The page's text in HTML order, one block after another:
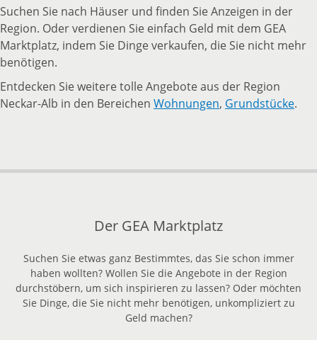
Suchen Sie nach Häuser und finden Sie Anzeigen in der
Region. Oder verdienen Sie einfach Geld mit dem GEA
Marktplatz, indem Sie Dinge verkaufen, die Sie nicht mehr
benötigen.
Entdecken Sie weitere tolle Angebote aus der Region
Neckar-Alb in den Bereichen Wohnungen, Grundstücke.
Der GEA Marktplatz
Suchen Sie etwas ganz Bestimmtes, das Sie schon immer
haben wollten? Wollen Sie die Angebote in der Region
durchstöbern, um sich inspirieren zu lassen? Oder möchten
Sie Dinge, die Sie nicht mehr benötigen, unkompliziert zu
Geld machen?